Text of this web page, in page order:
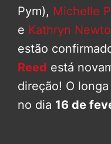
Pym), Michelle
e Kathryn
estão
Reed está
direção! O
no dia 16 de